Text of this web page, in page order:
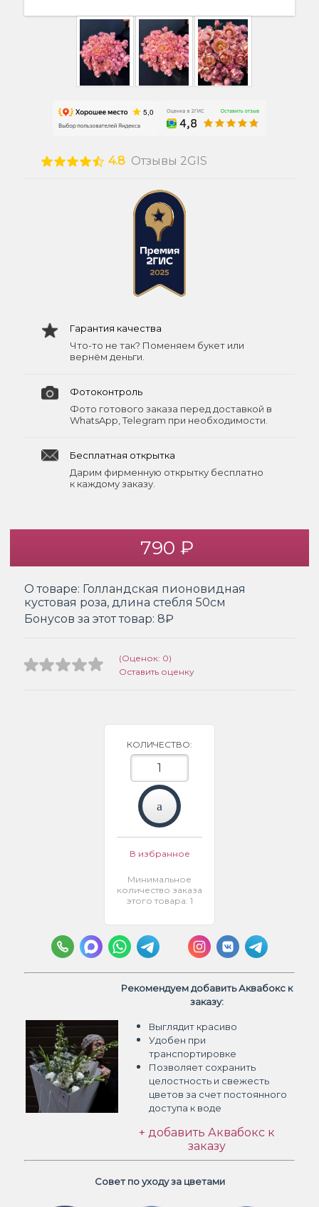
4.8 Отзывы 2GIS
Гарантия качества
Что-то не так? Поменяем букет или
вернём деньги.
Фотоконтроль
Фото готового заказа перед доставкой в
WhatsApp, Telegram при необходимости.
Бесплатная открытка
Дарим фирменную открытку бесплатно
к каждому заказу.
790 ₽
О товаре: Голландская пионовидная
кустовая роза, длина стебля 50см
Бонусов за этот товар: 8₽
(Оценок: 0)
Оставить оценку
КОЛИЧЕСТВО:
В избранное
Минимальное
количество заказа
этого товара: 1
Рекомендуем добавить Аквабокс к
заказу:
Выглядит красиво
Удобен при
транспортировке
Позволяет сохранить
целостность и свежесть
цветов за счет постоянного
доступа к воде
+ добавить Аквабокс к
заказу
Совет по уходу за цветами